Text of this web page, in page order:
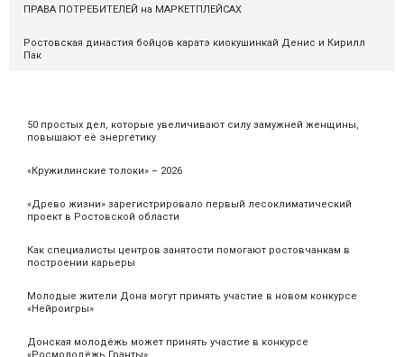
50 простых дел, которые увеличивают силу замужней женщины,
повышают её энергетику
«Кружилинские толоки» – 2026
«Древо жизни» зарегистрировало первый лесоклиматический
проект в Ростовской области
Как специалисты центров занятости помогают ростовчанкам в
построении карьеры
Молодые жители Дона могут принять участие в новом конкурсе
«Нейроигры»
Донская молодёжь может принять участие в конкурсе
«Росмолодёжь.Гранты»
ПРАВА ПОТРЕБИТЕЛЕЙ на МАРКЕТПЛЕЙСАХ
Ростовская династия бойцов каратэ киокушинкай Денис и Кирилл
Пак